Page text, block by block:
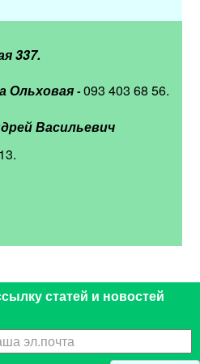
337.
Ольховая - 093 403 68 56.
Васильевич
статей и новостей